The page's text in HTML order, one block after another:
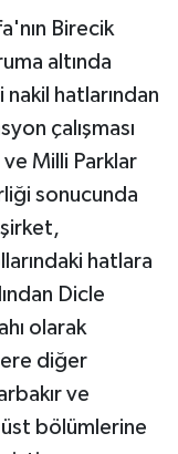
Birecik
altında
nakil hatlarından
çalışması
Milli Parklar
sonucunda
şirket,
hatlara
Dicle
olarak
diğer
ve
bölümlerine